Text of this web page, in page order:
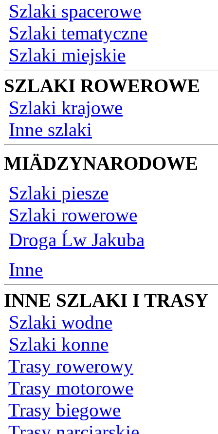
Szlaki spacerowe
Szlaki tematyczne
Szlaki miejskie
SZLAKI ROWEROWE
Szlaki krajowe
Inne szlaki
MIÄDZYNARODOWE
Szlaki piesze
Szlaki rowerowe
Droga Ĺw Jakuba
Inne
INNE SZLAKI I TRASY
Szlaki wodne
Szlaki konne
Trasy rowerowy
Trasy motorowe
Trasy biegowe